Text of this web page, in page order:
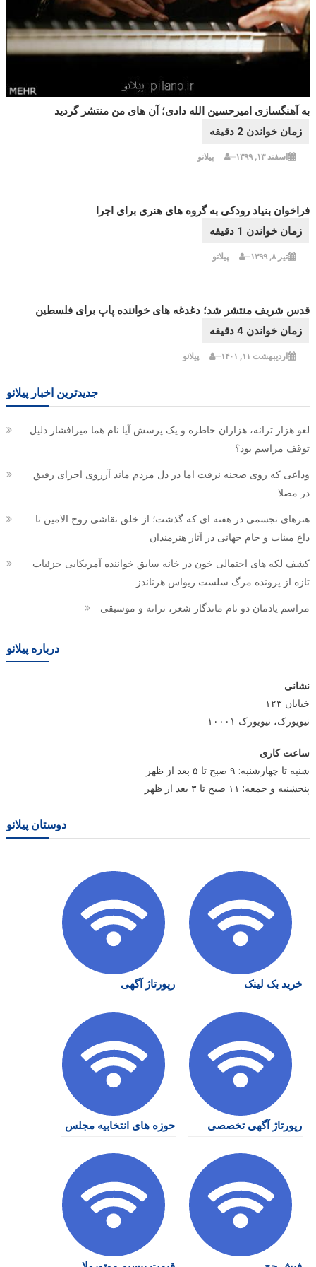
به آهنگسازی امیرحسین الله دادی؛ آن های من منتشر گردید
اسفند ۱۳, ۱۳۹۹ پیلانو
فراخوان بنیاد رودکی به گروه های هنری برای اجرا
تیر ۸, ۱۳۹۹ پیلانو
قدس شریف منتشر شد؛ دغدغه های خواننده پاپ برای فلسطین
اردیبهشت ۱۱, ۱۴۰۱ پیلانو
جدیدترین اخبار پیلانو
لغو هزار ترانه، هزاران خاطره و یک پرسش آیا نام هما میرافشار دلیل
توقف مراسم بود؟
وداعی که روی صحنه نرفت اما در دل مردم ماند آرزوی اجرای رفیق
در مصلا
هنرهای تجسمی در هفته ای که گذشت؛ از خلق نقاشی روح الامین تا
داغ میناب و جام جهانی در آثار هنرمندان
کشف لکه های احتمالی خون در خانه سابق خواننده آمریکایی جزئیات
تازه از پرونده مرگ سلست ریواس هرناندز
مراسم یادمان دو نام ماندگار شعر، ترانه و موسیقی
درباره پیلانو
نشانی
خیابان ۱۲۳
نیویورک، نیویورک ۱۰۰۰۱
ساعت کاری
شنبه تا چهارشنبه: ۹ صبح تا ۵ بعد از ظهر
پنجشنبه و جمعه: ۱۱ صبح تا ۳ بعد از ظهر
دوستان پیلانو
خرید بک لینک رپورتاژ آگهی
رپورتاژ آگهی تخصصی حوزه های انتخابیه مجلس